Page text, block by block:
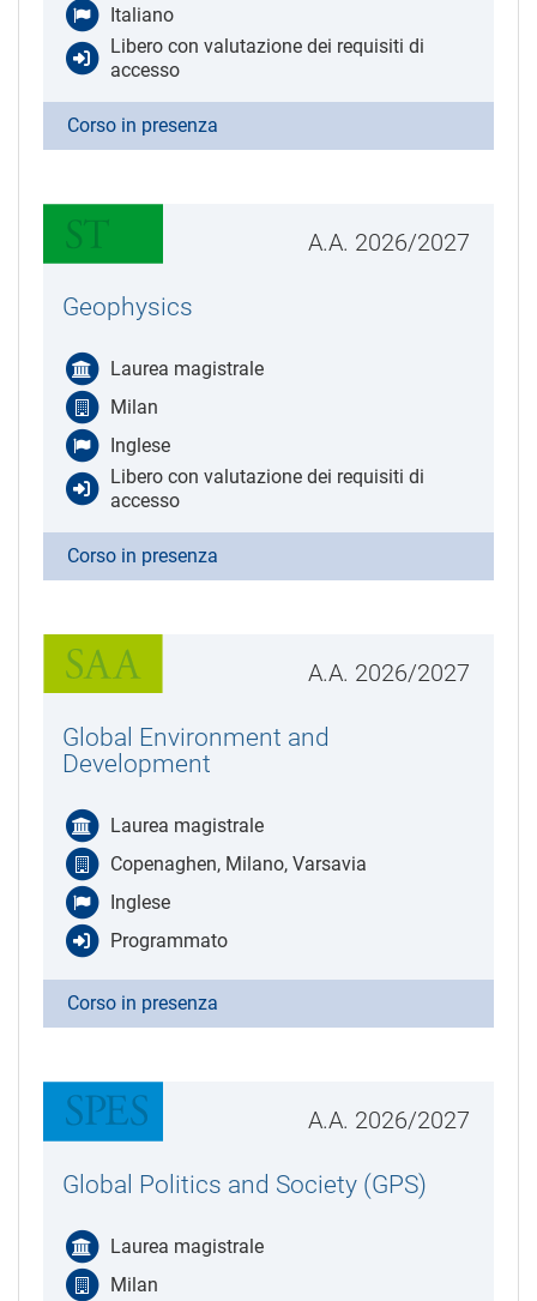
Italiano
Libero con valutazione dei requisiti di
accesso
Corso in presenza
A.A. 2026/2027
Geophysics
Laurea magistrale
Milan
Inglese
Libero con valutazione dei requisiti di
accesso
Corso in presenza
A.A. 2026/2027
Global Environment and
Development
Laurea magistrale
Copenaghen, Milano, Varsavia
Inglese
Programmato
Corso in presenza
A.A. 2026/2027
Global Politics and Society (GPS)
Laurea magistrale
Milan